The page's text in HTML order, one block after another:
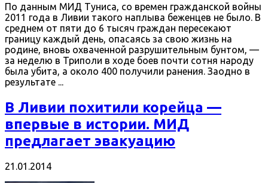
По данным МИД Туниса, со времен гражданской войны
2011 года в Ливии такого наплыва беженцев не было. В
среднем от пяти до 6 тысяч граждан пересекают
границу каждый день, опасаясь за свою жизнь на
родине, вновь охваченной разрушительным бунтом, —
за неделю в Триполи в ходе боев почти сотня народу
была убита, а около 400 получили ранения. Заодно в
результате ...
В Ливии похитили корейца —
впервые в истории. МИД
предлагает эвакуацию
21.01.2014